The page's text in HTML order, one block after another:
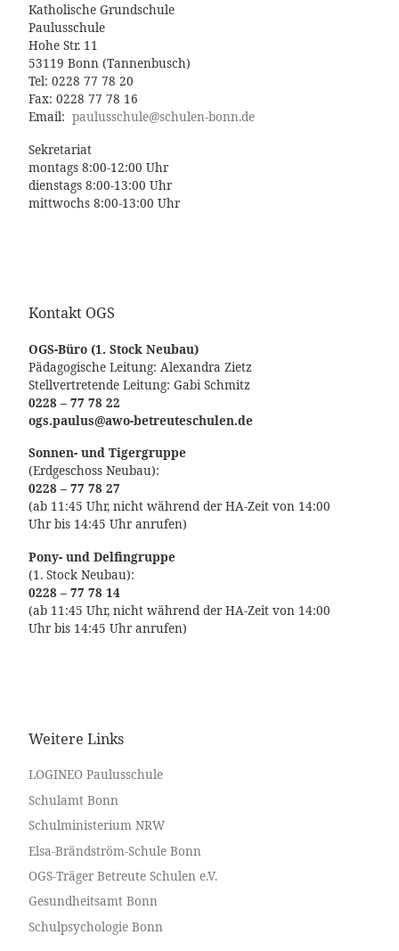
Katholische Grundschule
Paulusschule
Hohe Str. 11
53119 Bonn (Tannenbusch)
Tel: 0228 77 78 20
Fax: 0228 77 78 16
Email: paulusschule@schulen-bonn.de
Sekretariat
montags 8:00-12:00 Uhr
dienstags 8:00-13:00 Uhr
mittwochs 8:00-13:00 Uhr
Kontakt OGS
OGS-Büro (1. Stock Neubau)
Pädagogische Leitung: Alexandra Zietz
Stellvertretende Leitung: Gabi Schmitz
0228 – 77 78 22
ogs.paulus@awo-betreuteschulen.de
Sonnen- und Tigergruppe
(Erdgeschoss Neubau):
0228 – 77 78 27
(ab 11:45 Uhr, nicht während der HA-Zeit von 14:00
Uhr bis 14:45 Uhr anrufen)
Pony- und Delfingruppe
(1. Stock Neubau):
0228 – 77 78 14
(ab 11:45 Uhr, nicht während der HA-Zeit von 14:00
Uhr bis 14:45 Uhr anrufen)
Weitere Links
LOGINEO Paulusschule
Schulamt Bonn
Schulministerium NRW
Elsa-Brändström-Schule Bonn
OGS-Träger Betreute Schulen e.V.
Gesundheitsamt Bonn
Schulpsychologie Bonn